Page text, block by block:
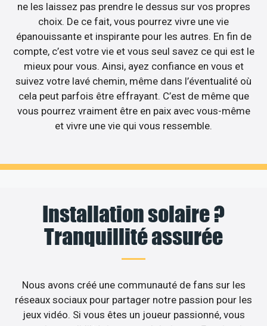
ne les laissez pas prendre le dessus sur vos propres
choix. De ce fait, vous pourrez vivre une vie
épanouissante et inspirante pour les autres. En fin de
compte, c’est votre vie et vous seul savez ce qui est le
mieux pour vous. Ainsi, ayez confiance en vous et
suivez votre lavé chemin, même dans l’éventualité où
cela peut parfois être effrayant. C’est de même que
vous pourrez vraiment être en paix avec vous-même
et vivre une vie qui vous ressemble.
Installation solaire ?
Tranquillité assurée
Nous avons créé une communauté de fans sur les
réseaux sociaux pour partager notre passion pour les
jeux vidéo. Si vous êtes un joueur passionné, vous